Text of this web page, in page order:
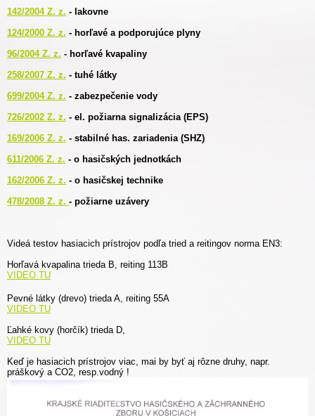
142/2004 Z. z. - lakovne
124/2000 Z. z. - horľavé a podporujúce plyny
96/2004 Z. z. - horľavé kvapaliny
258/2007 Z. z. - tuhé látky
699/2004 Z. z. - zabezpečenie vody
726/2002 Z. z. - el. požiarna signalizácia (EPS)
169/2006 Z. z. - stabilné has. zariadenia (SHZ)
611/2006 Z. z. - o hasičských jednotkách
162/2006 Z. z. - o hasičskej technike
478/2008 Z. z. - požiarne uzávery
Videá testov hasiacich prístrojov podľa tried a reitingov norma EN3:
Horľavá kvapalina trieda B, reiting 113B
VIDEO TU
Pevné látky (drevo) trieda A, reiting 55A
VIDEO TU
Ľahké kovy (horčík) trieda D,
VIDEO TU
Keď je hasiacich prístrojov viac, mai by byť aj rôzne druhy, napr.
práškový a CO2, resp.vodný !